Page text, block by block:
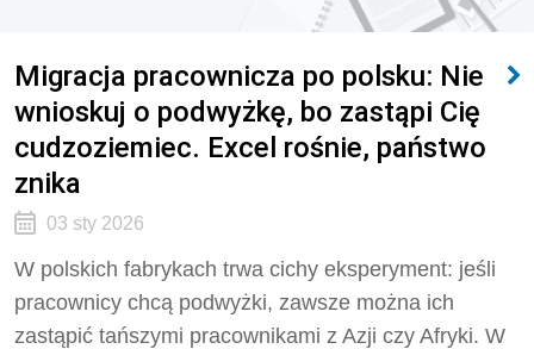
Migracja pracownicza po polsku: Nie
wnioskuj o podwyżkę, bo zastąpi Cię
cudzoziemiec. Excel rośnie, państwo
znika
03 sty 2026
W polskich fabrykach trwa cichy eksperyment: jeśli
pracownicy chcą podwyżki, zawsze można ich
zastąpić tańszymi pracownikami z Azji czy Afryki. W